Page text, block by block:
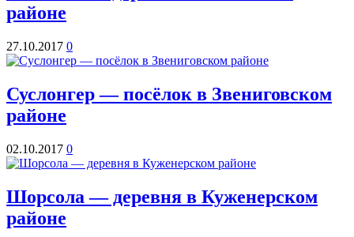
749
7
286°
16.02
03:00
749
92%
293°
районе
27.10.2017 0
Суслонгер — посёлок в Звениговском
районе
02.10.2017 0
Шорсола — деревня в Куженерском
районе